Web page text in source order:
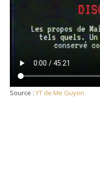
Source : YT de Me Guyon